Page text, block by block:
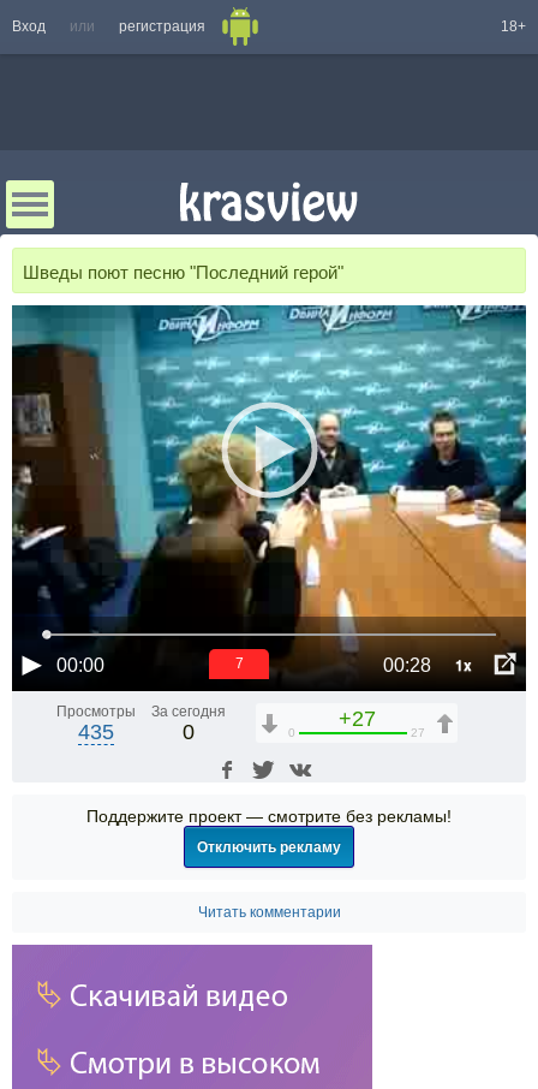
Вход или регистрация 18+
Шведы поют песню "Последний герой"
00:00 00:28 1x
6
Просмотры
435
За сегодня
0
+27
0 27
Поддержите проект — смотрите без рекламы!
Отключить рекламу
Читать комментарии